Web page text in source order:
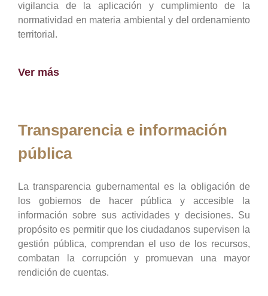
vigilancia de la aplicación y cumplimiento de la
normatividad en materia ambiental y del ordenamiento
territorial.
Ver más
Transparencia e información
pública
La transparencia gubernamental es la obligación de
los gobiernos de hacer pública y accesible la
información sobre sus actividades y decisiones. Su
propósito es permitir que los ciudadanos supervisen la
gestión pública, comprendan el uso de los recursos,
combatan la corrupción y promuevan una mayor
rendición de cuentas.